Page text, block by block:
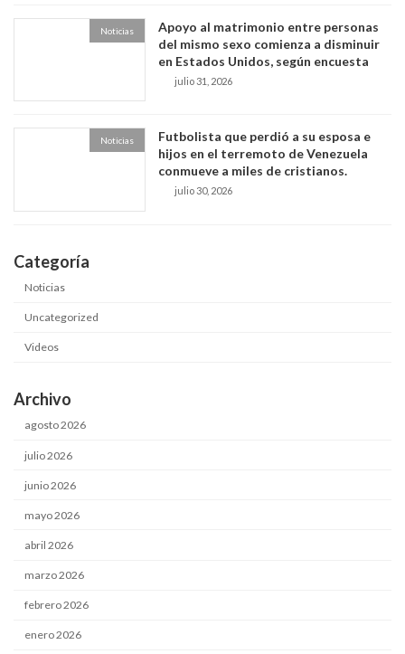
Noticias
Apoyo al matrimonio entre personas
del mismo sexo comienza a disminuir
en Estados Unidos, según encuesta
julio 31, 2026
Noticias
Futbolista que perdió a su esposa e
hijos en el terremoto de Venezuela
conmueve a miles de cristianos.
julio 30, 2026
Categoría
Noticias
Uncategorized
Videos
Archivo
agosto 2026
julio 2026
junio 2026
mayo 2026
abril 2026
marzo 2026
febrero 2026
enero 2026